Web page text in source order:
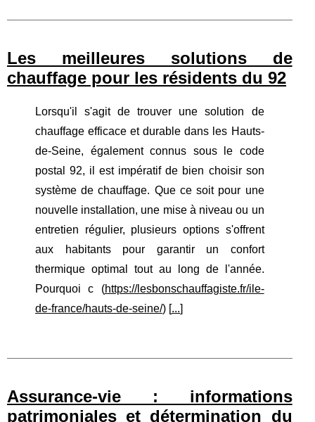
Les meilleures solutions de
chauffage pour les résidents du 92
Lorsqu'il s'agit de trouver une solution de
chauffage efficace et durable dans les Hauts-
de-Seine, également connus sous le code
postal 92, il est impératif de bien choisir son
système de chauffage. Que ce soit pour une
nouvelle installation, une mise à niveau ou un
entretien régulier, plusieurs options s'offrent
aux habitants pour garantir un confort
thermique optimal tout au long de l'année.
Pourquoi c (https://lesbonschauffagiste.fr/ile-
de-france/hauts-de-seine/) [...]
Assurance-vie : informations
patrimoniales et détermination du